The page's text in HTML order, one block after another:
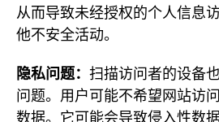
从而导致未经授权的个人信息
他不安全活动。
隐私问题： 扫描访问者的设备
问题。用户可能不希望网站访
数据。它可能会导致侵入性数